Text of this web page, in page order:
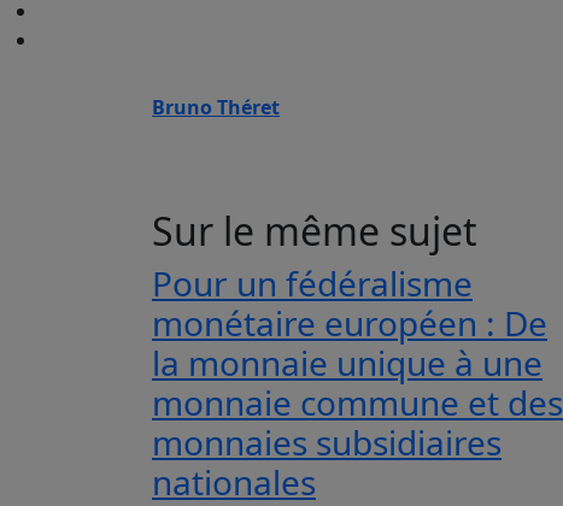
Bruno Théret
Sur le même sujet
Pour un fédéralisme
monétaire européen : De
la monnaie unique à une
monnaie commune et des
monnaies subsidiaires
nationales